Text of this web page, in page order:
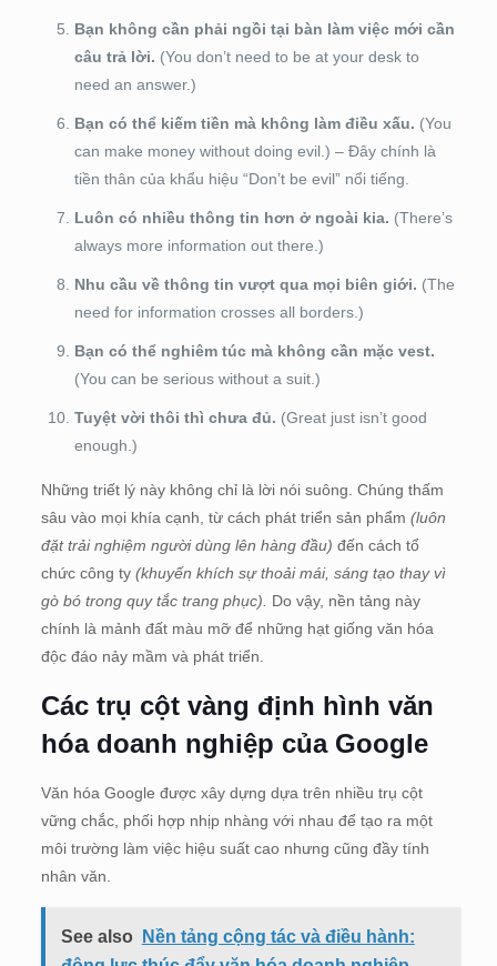
Bạn không cần phải ngồi tại bàn làm việc mới cần
câu trả lời. (You don’t need to be at your desk to
need an answer.)
Bạn có thể kiếm tiền mà không làm điều xấu. (You
can make money without doing evil.) – Đây chính là
tiền thân của khẩu hiệu “Don’t be evil” nổi tiếng.
Luôn có nhiều thông tin hơn ở ngoài kia. (There’s
always more information out there.)
Nhu cầu về thông tin vượt qua mọi biên giới. (The
need for information crosses all borders.)
Bạn có thể nghiêm túc mà không cần mặc vest.
(You can be serious without a suit.)
Tuyệt vời thôi thì chưa đủ. (Great just isn’t good
enough.)
Những triết lý này không chỉ là lời nói suông. Chúng thấm
sâu vào mọi khía cạnh, từ cách phát triển sản phẩm (luôn
đặt trải nghiệm người dùng lên hàng đầu) đến cách tổ
chức công ty (khuyến khích sự thoải mái, sáng tạo thay vì
gò bó trong quy tắc trang phục).
Do vậy, nền tảng này
chính là mảnh đất màu mỡ để những hạt giống văn hóa
độc đáo nảy mầm và phát triển.
Các trụ cột vàng định hình văn
hóa doanh nghiệp của Google
Văn hóa Google được xây dựng dựa trên nhiều trụ cột
vững chắc, phối hợp nhịp nhàng với nhau để tạo ra một
môi trường làm việc hiệu suất cao nhưng cũng đầy tính
nhân văn.
See also
Nền tảng cộng tác và điều hành: